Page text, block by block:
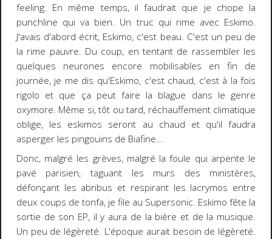
feeling. En même temps, il faudrait que je chope la
punchline qui va bien. Un truc qui rime avec Eskimo.
J'avais d'abord écrit, Eskimo, c'est beau. C'est un peu de
la rime pauvre. Du coup, en tentant de rassembler les
quelques neurones encore mobilisables en fin de
journée, je me dis qu'Eskimo, c'est chaud, c'est à la fois
rigolo et que ça peut faire la blague dans le genre
oxymore. Même si, tôt ou tard, réchauffement climatique
oblige, les eskimos seront au chaud et qu'il faudra
asperger les pingouins de Biafine...
Donc, malgré les grèves, malgré la foule qui arpente le
pavé parisien, taguant les murs des ministères,
défonçant les abribus et respirant les lacrymos entre
deux coups de tonfa, je file au Supersonic. Eskimo fête la
sortie de son EP, il y aura de la bière et de la musique.
Un peu de légèreté. L'époque aurait besoin de légèreté.